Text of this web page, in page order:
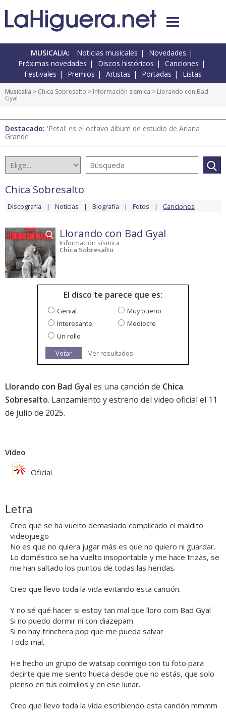
MUSICALIA: Noticias musicales
Novedades
Próximas novedades
Discos históricos
Canciones
Festivales
Premios Artistas Portadas Listas
Musicalia > Chica Sobresalto > Información sísmica > Llorando con Bad
Gyal
Destacado: 'Petal' es el octavo álbum de estudio de Ariana
Grande
Chica Sobresalto
Discografía Noticias Biografía Fotos Canciones
Llorando con Bad Gyal
Información sísmica
Chica Sobresalto
El disco te parece que es:
Genial
Muy bueno
Interesante
Mediocre
Un rollo
Votar
Ver resultados
Llorando con Bad Gyal es una canción de Chica
Sobresalto. Lanzamiento y estreno del video oficial el 11
de julio de 2025.
Vídeo
Oficial
Letra
Creo que se ha vuelto demasiado complicado el maldito
videojuego
No es que no quiera jugar más es que no quiero ni guardar.
Lo doméstico se ha vuelto insoportable y me hace trizas, se
me han saltado los puntos de todas las heridas.
Creo que llevo toda la vida evitando esta canción.
Y no sé qué hacer si estoy tan mal que lloro com Bad Gyal
Si no puedo dormir ni con diazepam
Si no hay trinchera pop que me pueda salvar
Todo mal.
He hecho un grupo de watsap conmigo con tu foto para
decirte que me siento hueca desde que no estás, que solo
pienso en tus colmillos y en ese lunar.
Creo que llevo toda la vida escribiendo esta canción mmmm